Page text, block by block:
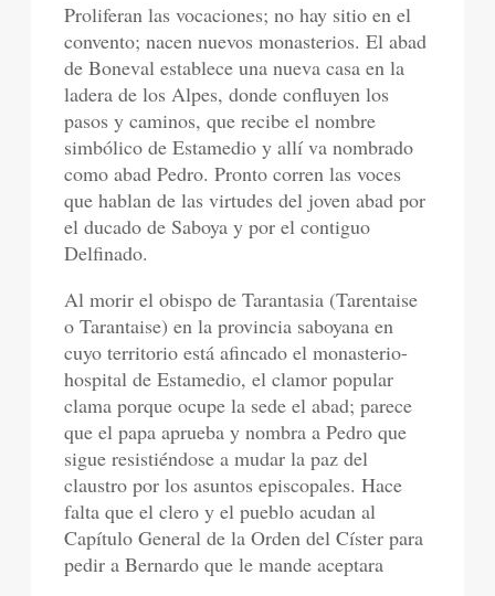
Proliferan las vocaciones; no hay sitio en el
convento; nacen nuevos monasterios. El abad
de Boneval establece una nueva casa en la
ladera de los Alpes, donde confluyen los
pasos y caminos, que recibe el nombre
simbólico de Estamedio y allí va nombrado
como abad Pedro. Pronto corren las voces
que hablan de las virtudes del joven abad por
el ducado de Saboya y por el contiguo
Delfinado.
Al morir el obispo de Tarantasia (Tarentaise
o Tarantaise) en la provincia saboyana en
cuyo territorio está afincado el monasterio-
hospital de Estamedio, el clamor popular
clama porque ocupe la sede el abad; parece
que el papa aprueba y nombra a Pedro que
sigue resistiéndose a mudar la paz del
claustro por los asuntos episcopales. Hace
falta que el clero y el pueblo acudan al
Capítulo General de la Orden del Císter para
pedir a Bernardo que le mande aceptara